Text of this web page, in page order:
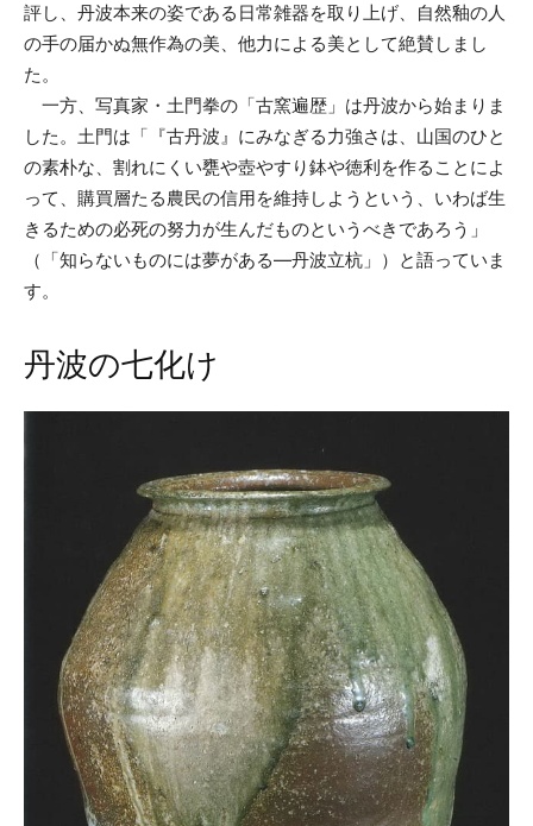
評し、丹波本来の姿である日常雑器を取り上げ、自然釉の人
の手の届かぬ無作為の美、他力による美として絶賛しまし
た。
一方、写真家・土門拳の「古窯遍歴」は丹波から始まりま
した。土門は「『古丹波』にみなぎる力強さは、山国のひと
の素朴な、割れにくい甕や壺やすり鉢や徳利を作ることによ
って、購買層たる農民の信用を維持しようという、いわば生
きるための必死の努力が生んだものというべきであろう」
（「知らないものには夢がある—丹波立杭」）と語っていま
す。
丹波の七化け